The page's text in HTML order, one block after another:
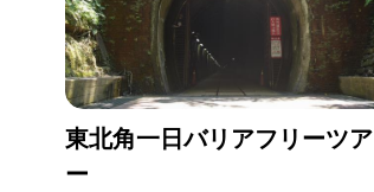
東北角一日バリアフリーツア
ー